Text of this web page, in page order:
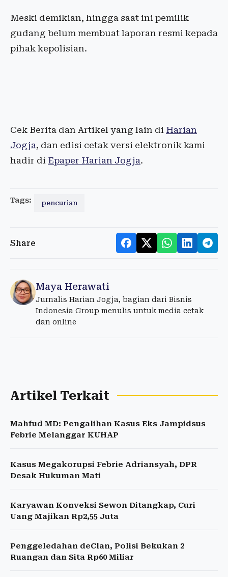
Meski demikian, hingga saat ini pemilik
gudang belum membuat laporan resmi kepada
pihak kepolisian.
Cek Berita dan Artikel yang lain di Harian
Jogja, dan edisi cetak versi elektronik kami
hadir di Epaper Harian Jogja.
Tags: pencurian
Share
Maya Herawati
Jurnalis Harian Jogja, bagian dari Bisnis
Indonesia Group menulis untuk media cetak
dan online
Artikel Terkait
Mahfud MD: Pengalihan Kasus Eks Jampidsus
Febrie Melanggar KUHAP
Kasus Megakorupsi Febrie Adriansyah, DPR
Desak Hukuman Mati
Karyawan Konveksi Sewon Ditangkap, Curi
Uang Majikan Rp2,55 Juta
Penggeledahan deClan, Polisi Bekukan 2
Ruangan dan Sita Rp60 Miliar